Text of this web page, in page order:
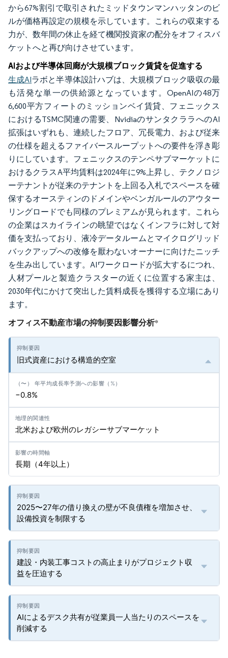
から67%割引で取引されたミッドタウンマンハッタンのビ
ルが価格再設定の規模を示しています。これらの収束する
力が、数年間の休止を経て機関投資家の配分をオフィスバ
ケットへと再び向けさせています。
AIおよび半導体回廊が大規模ブロック賃貸を促進する
生成AIラボと半導体設計ハブは、大規模ブロック吸収の最
も活発な単一の供給源となっています。OpenAIの48万
6,600平方フィートのミッションベイ賃貸、フェニックス
におけるTSMC関連の需要、NvidiaのサンタクララへのAI
拡張はいずれも、連続したフロア、冗長電力、および従来
の仕様を超えるファイバースループットへの要件を浮き彫
りにしています。フェニックスのテンペサブマーケットに
おけるクラスA平均賃料は2024年に9%上昇し、テクノロジ
ーテナントが従来のテナントを上回る入札でスペースを確
保するオースティンのドメインやベンガルールのアウター
リングロードでも同様のプレミアムが見られます。これら
の企業はスカイラインの眺望ではなくインフラに対して対
価を支払っており、液冷データルームとマイクログリッド
バックアップへの改修を厭わないオーナーに向けたニッチ
を生み出しています。AIワークロードが拡大するにつれ、
人材プールと製造クラスターの近くに位置する家主は、
2030年代にかけて突出した賃料成長を獲得する立場にあり
ます。
オフィス不動産市場の抑制要因影響分析*
旧式資産における構造的空室
−0.8%
北米および欧州のレガシーサブマーケット
長期（4年以上）
2025〜27年の借り換えの壁が不良債権を増加させ、
設備投資を制限する
建設・内装工事コストの高止まりがプロジェクト収
益を圧迫する
AIによるデスク共有が従業員一人当たりのスペースを
削減する